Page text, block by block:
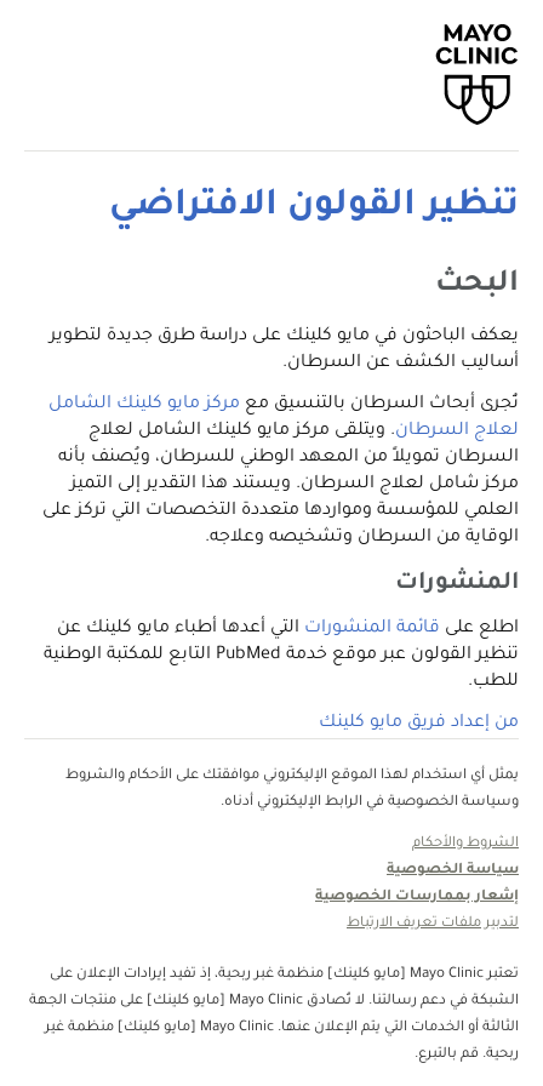
تنظير القولون الافتراضي
البحث
يعكف الباحثون في مايو كلينك على دراسة طرق جديدة لتطوير
أساليب الكشف عن السرطان.
تُجرى أبحاث السرطان بالتنسيق مع مركز مايو كلينك الشامل
لعلاج السرطان. ويتلقى مركز مايو كلينك الشامل لعلاج
السرطان تمويلاً من المعهد الوطني للسرطان، ويُصنف بأنه
مركز شامل لعلاج السرطان. ويستند هذا التقدير إلى التميز
العلمي للمؤسسة ومواردها متعددة التخصصات التي تركز على
الوقاية من السرطان وتشخيصه وعلاجه.
المنشورات
اطلع على قائمة المنشورات التي أعدها أطباء مايو كلينك عن
تنظير القولون عبر موقع خدمة PubMed التابع للمكتبة الوطنية
للطب.
من إعداد فريق مايو كلينك
يمثل أي استخدام لهذا الموقع الإليكتروني موافقتك على الأحكام والشروط
وسياسة الخصوصية في الرابط الإليكتروني أدناه.
الشروط والأحكام
سياسة الخصوصية
إشعار بممارسات الخصوصية
لتدبير ملفات تعريف الارتباط
تعتبر Mayo Clinic [مايو كلينك] منظمة غبر ربحية، إذ تفيد إيرادات الإعلان على
الشبكة في دعم رسالتنا. لا تُصادق Mayo Clinic [مايو كلينك] على منتجات الجهة
الثالثة أو الخدمات التي يتم الإعلان عنها. Mayo Clinic [مايو كلينك] منظمة غير
ربحية. قم بالتبرع.